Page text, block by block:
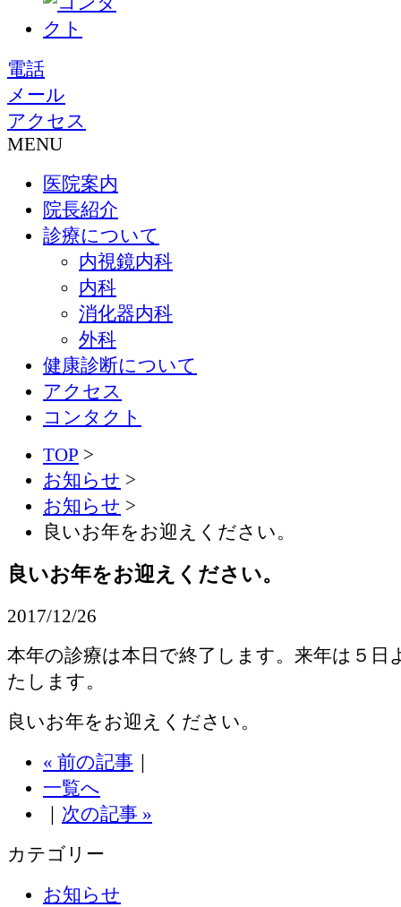
電話
メール
アクセス
MENU
医院案内
院長紹介
診療について
内視鏡内科
内科
消化器内科
外科
健康診断について
アクセス
コンタクト
TOP >
お知らせ >
お知らせ >
良いお年をお迎えください。
良いお年をお迎えください。
2017/12/26
本年の診療は本日で終了します。来年は５日
たします。
良いお年をお迎えください。
« 前の記事 ｜
一覧へ
｜ 次の記事 »
カテゴリー
お知らせ